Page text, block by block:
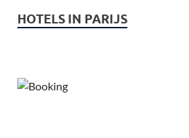
HOTELS IN PARIJS